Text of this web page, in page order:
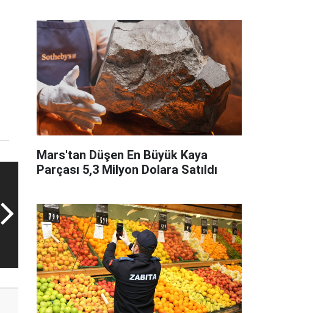
Mars'tan Düşen En Büyük Kaya
Parçası 5,3 Milyon Dolara Satıldı